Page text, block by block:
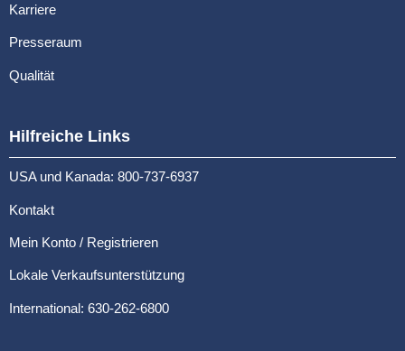
Karriere
Presseraum
Qualität
Hilfreiche Links
USA und Kanada: 800-737-6937
Kontakt
Mein Konto / Registrieren
Lokale Verkaufsunterstützung
International: 630-262-6800